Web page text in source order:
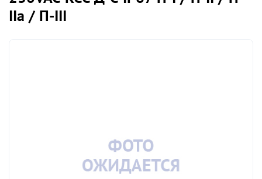
IIа / П-III